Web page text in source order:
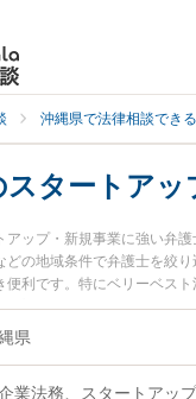
沖縄県で法律相談でき
スタートアッ
アップ・新規事業に強い弁
どの地域条件で弁護士を絞
便利です。特にベリーベス
プロフィール情報や弁護士
ートアップ・新規事業のト
県
業法務、スタートアッ